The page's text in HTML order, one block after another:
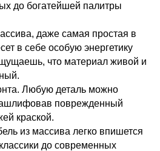
до богатейшей палитры
даже самая простая в
в себе особую энергетику
что материал живой и
Любую деталь можно
поврежденный
краской.
из массива легко впишется
до современных